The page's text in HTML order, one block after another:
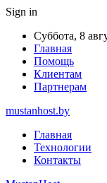
Sign in
Суббота, 8
Главная
Помощь
Клиентам
Партнерам
mustanhost.by
Главная
Технологии
Контакты